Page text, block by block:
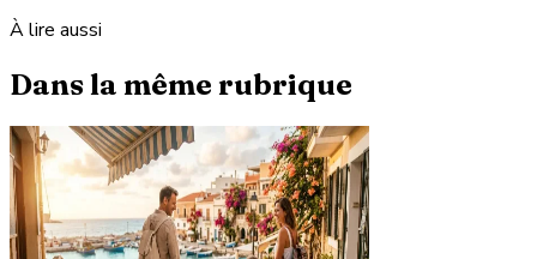
À lire aussi
Dans la même rubrique